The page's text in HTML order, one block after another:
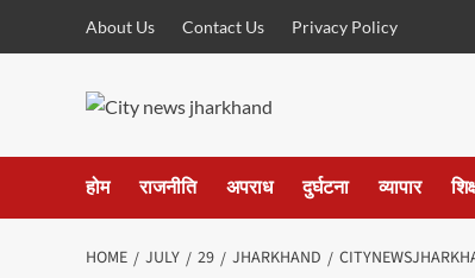
About Us Contact Us Privacy Policy
होम राजनीति अपराध दुर्घटना व्यापार
HOME JULY 29 JHARKHAND